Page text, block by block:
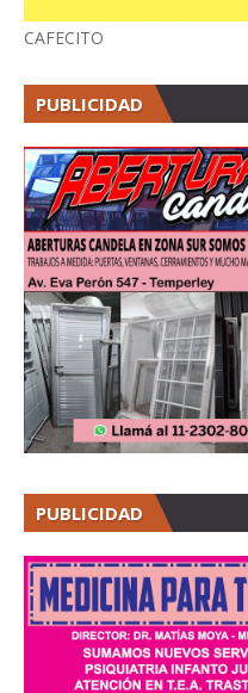
CAFECITO
PUBLICIDAD
PUBLICIDAD